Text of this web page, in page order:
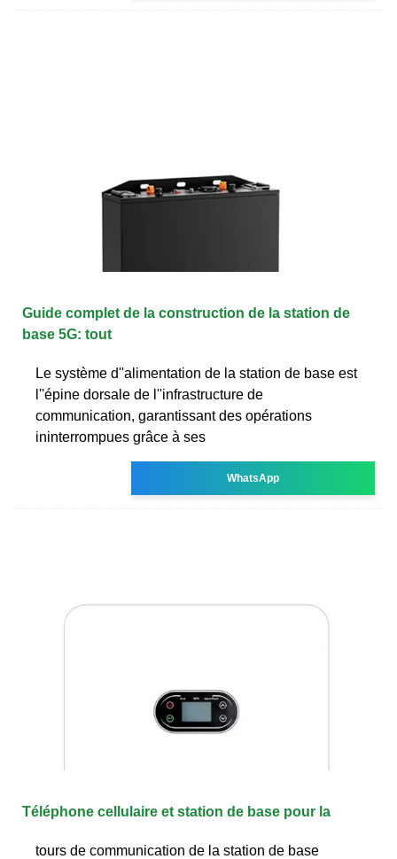
Guide complet de la construction de la station de
base 5G: tout
Le système d''alimentation de la station de base est
l''épine dorsale de l''infrastructure de
communication, garantissant des opérations
ininterrompues grâce à ses
WhatsApp
Téléphone cellulaire et station de base pour la
tours de communication de la station de base